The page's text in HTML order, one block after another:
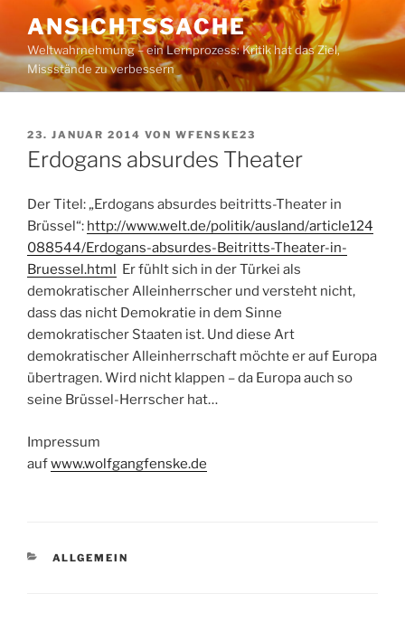
Inhalt
springen
ANSICHTSSACHE
Weltwahrnehmung – ein Lernprozess: Kritik hat das Ziel,
Missstände zu verbessern
VERÖFFENTLICHT
AM
23. JANUAR 2014 VON WFENSKE23
Erdogans absurdes Theater
Der Titel: „Erdogans absurdes beitritts-Theater in
Brüssel“: http://www.welt.de/politik/ausland/article124
088544/Erdogans-absurdes-Beitritts-Theater-in-
Bruessel.html Er fühlt sich in der Türkei als
demokratischer Alleinherrscher und versteht nicht,
dass das nicht Demokratie in dem Sinne
demokratischer Staaten ist. Und diese Art
demokratischer Alleinherrschaft möchte er auf Europa
übertragen. Wird nicht klappen – da Europa auch so
seine Brüssel-Herrscher hat…
Impressum
aufwww.wolfgangfenske.de
KATEGORIEN
ALLGEMEIN